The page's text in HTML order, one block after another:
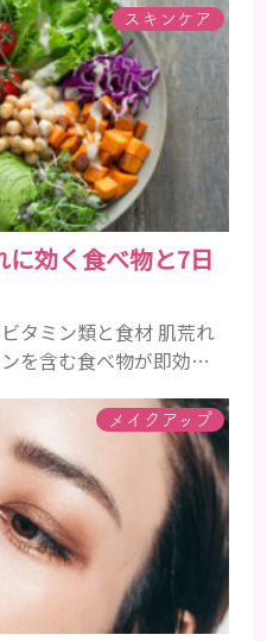
油分がバランスよく配
す。 化粧水はその成分
液には油分が含まれて
た、乳液との違いが曖
あり、ローションにも油
スキンケア
に効く食べ物と7日
タミン類と食材 肌荒れ
を含む食べ物が即効性
修復する栄養素です。
ほうれん草など レバー、
れるビタミンAは、肌の
肌荒れを素早く修復し
高いレチノールを含み、
メイクアップ